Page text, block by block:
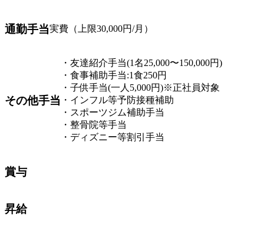
通勤手当実費（上限30,000円/月）
その他手当
・友達紹介手当(1名25,000〜150,000円)
・食事補助手当:1食250円
・子供手当(一人5,000円)※正社員対象
・インフル等予防接種補助
・スポーツジム補助手当
・整骨院等手当
・ディズニー等割引手当
賞与
昇給